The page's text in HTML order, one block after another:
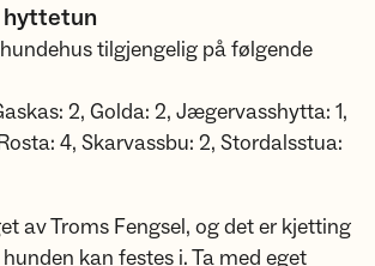
hyttetun
tilgjengelig på følgende
2, Golda: 2, Jægervasshytta: 1,
4, Skarvassbu: 2, Stordalsstua:
av Troms Fengsel, og det er kjetting
kan festes i. Ta med eget